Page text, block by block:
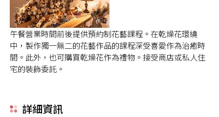
午餐營業時間前後提供預約制花藝課程。在乾燥花環繞
中，製作獨一無二的花藝作品的課程深受喜愛作為治癒時
間。此外，也可購買乾燥花作為禮物。接受商店或私人住
宅的裝飾委託。
詳細資訊